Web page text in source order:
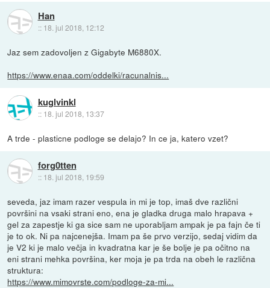
Han
:: 18. jul 2018, 12:12
Jaz sem zadovoljen z Gigabyte M6880X.
https://www.enaa.com/oddelki/racunalnis...
kuglvinkl
:: 18. jul 2018, 13:37
A trde - plasticne podloge se delajo? In ce ja, katero vzet?
forg0tten
:: 18. jul 2018, 19:59
seveda, jaz imam razer vespula in mi je top, imaš dve različni
površini na vsaki strani eno, ena je gladka druga malo hrapava +
gel za zapestje ki ga sice sam ne uporabljam ampak je pa fajn če ti
je to ok. Ni pa najcenejša. Imam pa še prvo verzijo, sedaj vidim da
je V2 ki je malo večja in kvadratna kar je še bolje je pa očitno na
eni strani mehka površina, ker moja je pa trda na obeh le različna
struktura:
https://www.mimovrste.com/podloge-za-mi...